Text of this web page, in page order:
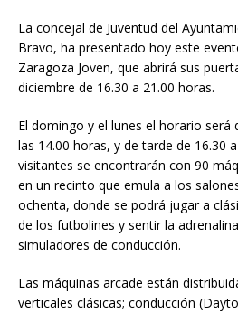
La concejal de Juventud del
Bravo, ha presentado hoy este
Zaragoza Joven, que abrirá sus
diciembre de 16.30 a 21.00 horas.
El domingo y el lunes el horario será
las 14.00 horas, y de tarde de 16.30
visitantes se encontrarán con 90
en un recinto que emula a los
ochenta, donde se podrá jugar a
de los futbolines y sentir la
simuladores de conducción.
Las máquinas arcade están
verticales clásicas; conducción